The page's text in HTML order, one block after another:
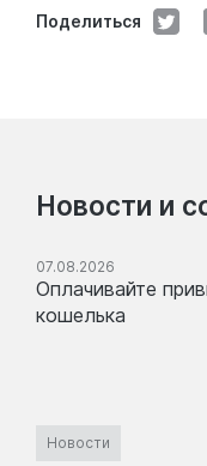
Поделиться
Новости и
07.08.2026
Оплачивайте
кошелька
Новости